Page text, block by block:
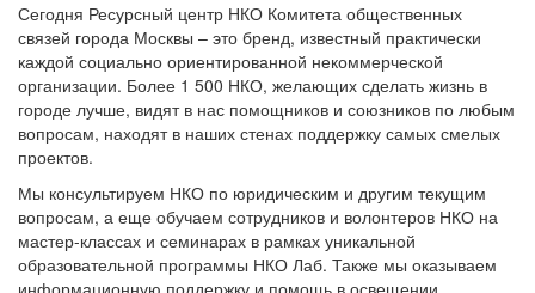
Сегодня Ресурсный центр НКО Комитета общественных
связей города Москвы – это бренд, известный практически
каждой социально ориентированной некоммерческой
организации. Более 1 500 НКО, желающих сделать жизнь в
городе лучше, видят в нас помощников и союзников по любым
вопросам, находят в наших стенах поддержку самых смелых
проектов.
Мы консультируем НКО по юридическим и другим текущим
вопросам, а еще обучаем сотрудников и волонтеров НКО на
мастер-классах и семинарах в рамках уникальной
образовательной программы НКО Лаб. Также мы оказываем
информационную поддержку и помощь в освещении